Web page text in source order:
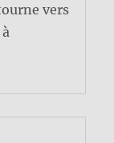
vers